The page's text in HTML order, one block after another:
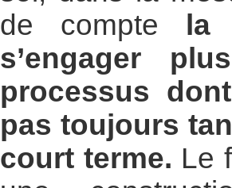
de compte
la
s’engager
processus
pas toujours
court terme. Le